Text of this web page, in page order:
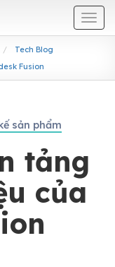
Tech Blog
Fusion
sản phẩm
tảng
của